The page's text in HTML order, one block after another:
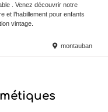
. Venez découvrir notre
et l’habillement pour enfants
vintage.
montauban